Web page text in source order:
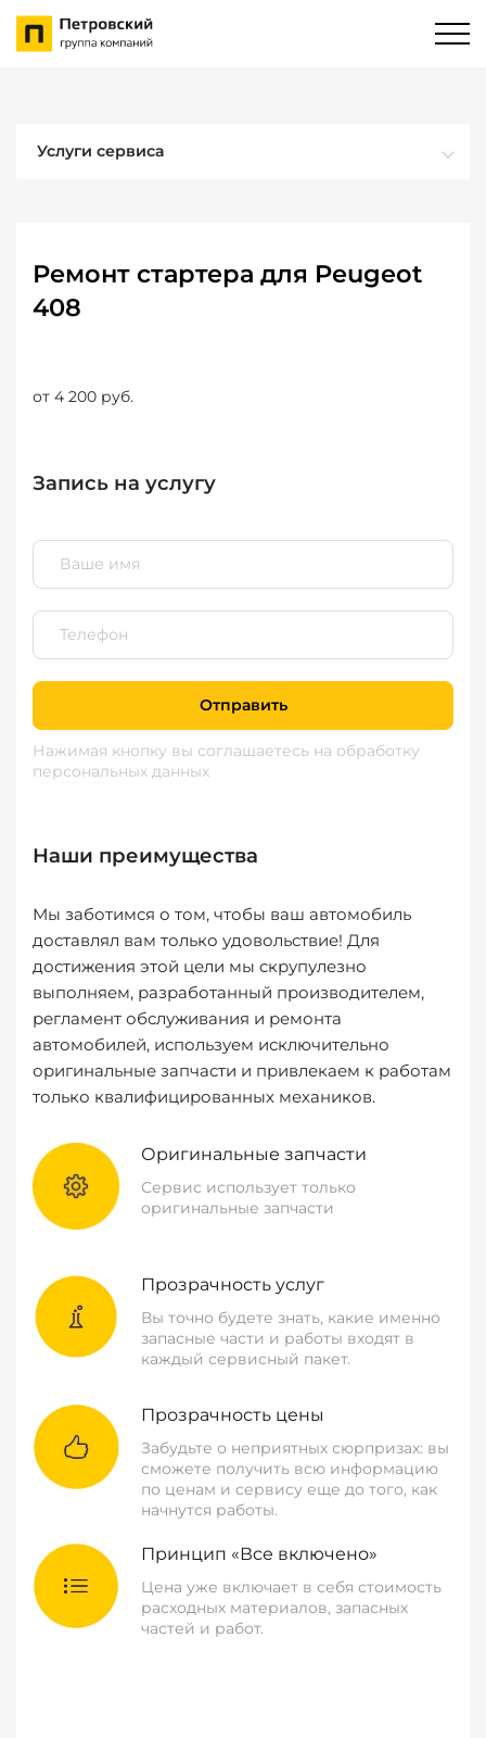
Услуги сервиса
Ремонт стартера для Peugeot
408
от 4 200 руб.
Запись на услугу
Отправить
Нажимая кнопку вы соглашаетесь на обработку
персональных данных
Наши преимущества
Мы заботимся о том, чтобы ваш автомобиль
доставлял вам только удовольствие! Для
достижения этой цели мы скрупулезно
выполняем, разработанный производителем,
регламент обслуживания и ремонта
автомобилей, используем исключительно
оригинальные запчасти и привлекаем к работам
только квалифицированных механиков.
Оригинальные запчасти
Сервис использует только
оригинальные запчасти
Прозрачность услуг
Вы точно будете знать, какие именно
запасные части и работы входят в
каждый сервисный пакет.
Прозрачность цены
Забудьте о неприятных сюрпризах: вы
сможете получить всю информацию
по ценам и сервису еще до того, как
начнутся работы.
Принцип «Все включено»
Цена уже включает в себя стоимость
расходных материалов, запасных
частей и работ.